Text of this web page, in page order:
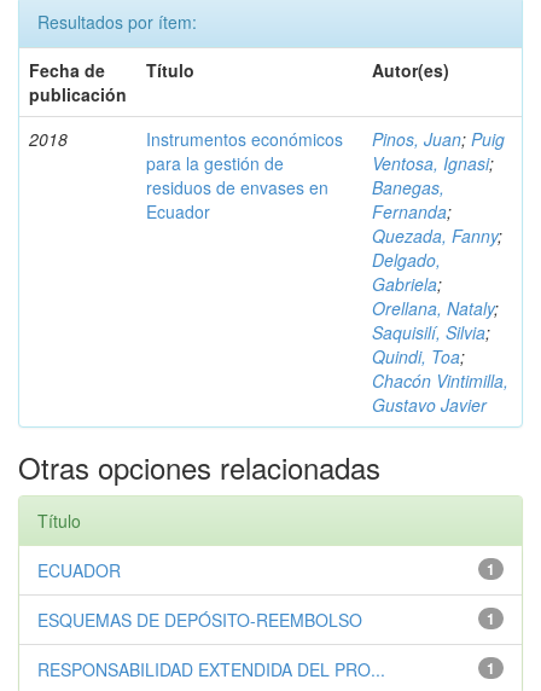
Resultados por ítem:
Fecha de
publicación
Título Autor(es)
2018
Instrumentos económicos
para la gestión de
residuos de envases en
Ecuador
Pinos, Juan; Puig
Ventosa, Ignasi;
Banegas,
Fernanda;
Quezada, Fanny;
Delgado,
Gabriela;
Orellana, Nataly;
Saquisilí, Silvia;
Quindi, Toa;
Chacón Vintimilla,
Gustavo Javier
Otras opciones relacionadas
Título
1
ECUADOR
1
ESQUEMAS DE DEPÓSITO-REEMBOLSO
1
RESPONSABILIDAD EXTENDIDA DEL PRO...